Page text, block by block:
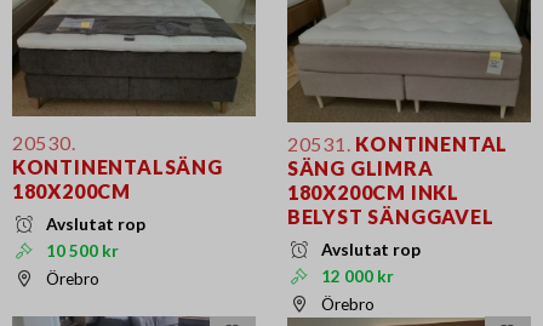
20530.
KONTINENTALSÄNG
180X200CM
Avslutat rop
10 500 kr
Örebro
20531. KONTINENTAL
SÄNG GLIMRA
180X200CM INKL
BELYST SÄNGGAVEL
Avslutat rop
12 000 kr
Örebro